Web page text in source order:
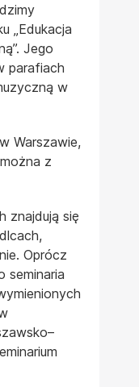
„Edukacja
Jego
parafiach
w
Warszawie,
z
znajdują się
Oprócz
seminaria